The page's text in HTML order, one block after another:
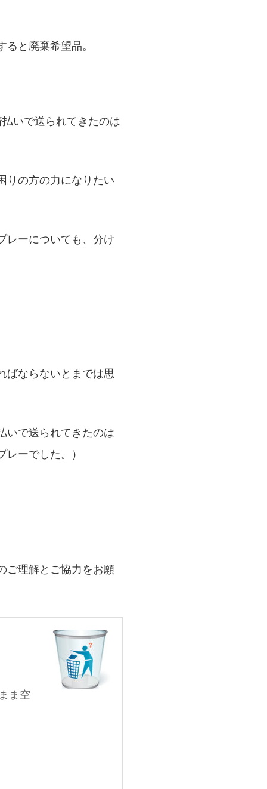
と廃棄希望品。
いで送られてきたのは
りの方の力になりたい
レーについても、分け
ばならないとまでは思
いで送られてきたのは
ーでした。）
ご理解とご協力をお願
ま空